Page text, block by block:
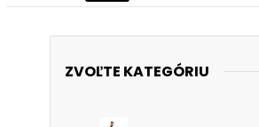
ZVOĽTE KATEGÓRIU